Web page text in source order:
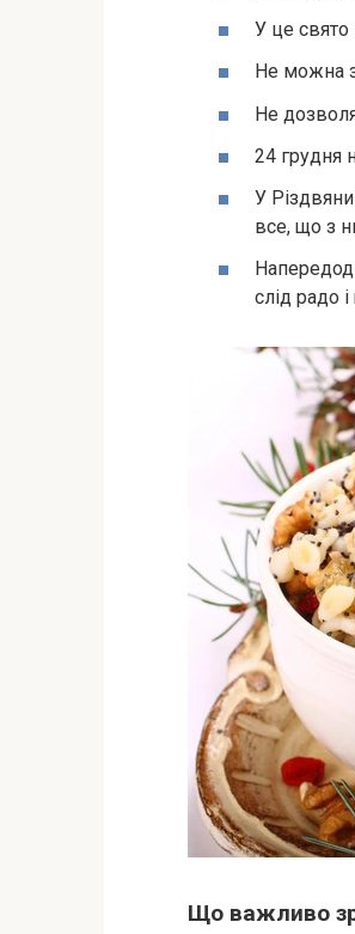
У це свято
Не можна
Не
24 грудня
У
все, що з
слід радо
Що важливо